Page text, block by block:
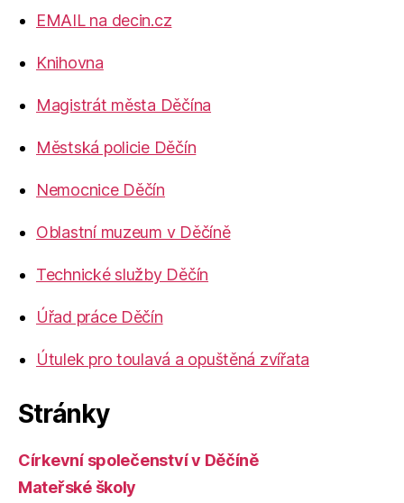
EMAIL na decin.cz
Knihovna
Magistrát města Děčína
Městská policie Děčín
Nemocnice Děčín
Oblastní muzeum v Děčíně
Technické služby Děčín
Úřad práce Děčín
Útulek pro toulavá a opuštěná zvířata
Stránky
Církevní společenství v Děčíně
Mateřské školy